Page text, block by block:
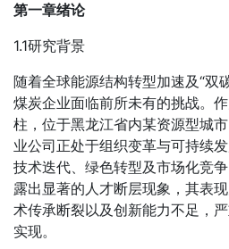
第一章绪论
1.1研究背景
随着全球能源结构转型加速及“双
煤炭企业面临前所未有的挑战。
柱，位于黑龙江省内某资源型城
业公司正处于组织变革与可持续
技术迭代、绿色转型及市场化竞
露出显著的人才断层现象，其表
术传承断裂以及创新能力不足，
实现。